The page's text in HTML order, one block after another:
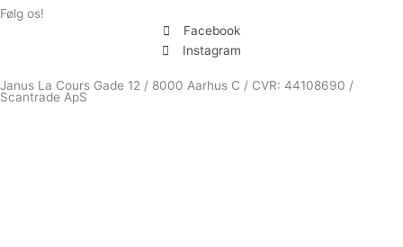
Følg os!
Facebook
Instagram
Janus La Cours Gade 12 / 8000 Aarhus C / CVR: 44108690 /
Scantrade ApS